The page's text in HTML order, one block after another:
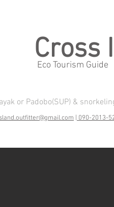
Cross
Eco Tourism Guide
or Padobo(SUP) &
090-2013-